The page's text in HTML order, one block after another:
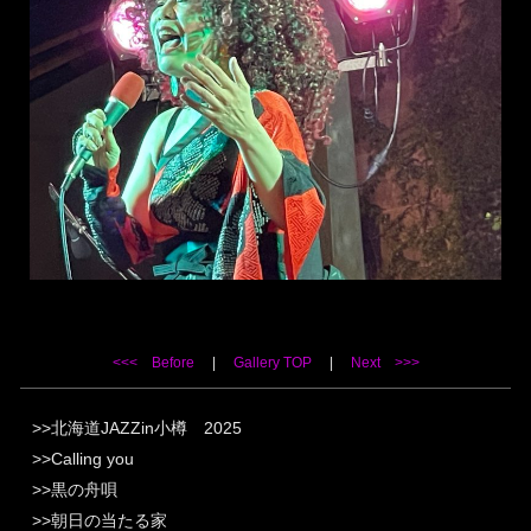
<<< Before Gallery TOP| Next >>>
北海道JAZZin小樽 2025
Calling you
黒の舟唄
朝日の当たる家